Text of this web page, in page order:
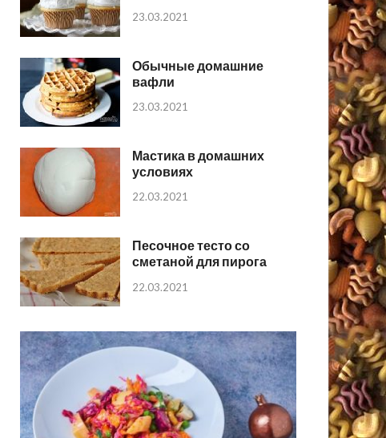
23.03.2021
Обычные домашние
вафли
23.03.2021
Мастика в домашних
условиях
22.03.2021
Песочное тесто со
сметаной для пирога
22.03.2021